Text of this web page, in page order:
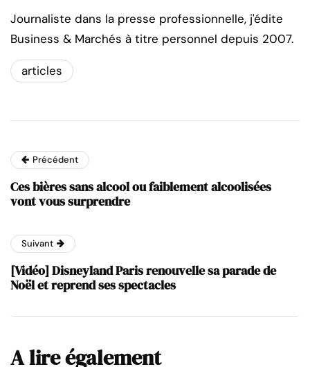
Journaliste dans la presse professionnelle, j'édite
Business & Marchés à titre personnel depuis 2007.
articles
Précédent
Ces bières sans alcool ou faiblement alcoolisées
vont vous surprendre
Suivant
[Vidéo] Disneyland Paris renouvelle sa parade de
Noël et reprend ses spectacles
A lire également